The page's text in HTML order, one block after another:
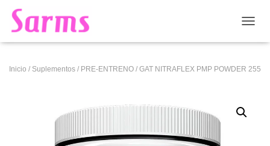
Inicio / Suplementos / PRE-ENTRENO / GAT NITRAFLEX PMP POWDER 255